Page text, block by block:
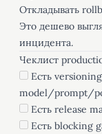
Откладывать
Это дешево
инцидента.
Чеклист
Есть
model/prompt/
Есть release
Есть blocking